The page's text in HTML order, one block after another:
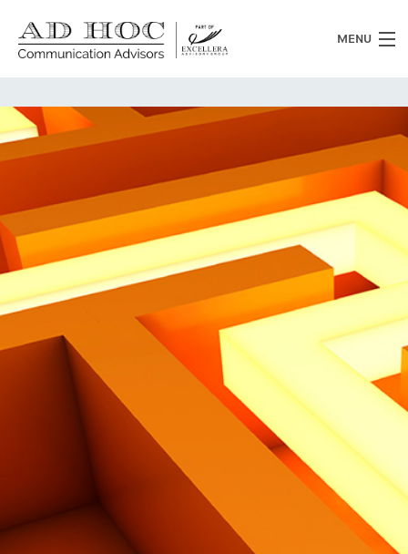
MENU
Chi siamo
Cosa facciamo
News
Heritage
Lavora con noi
Contatti
Ita